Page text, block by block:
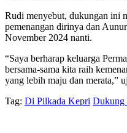
Rudi menyebut, dukungan ini
pemenangan dirinya dan
November 2024 nanti.
“Saya berharap keluarga
bersama-sama kita raih
yang lebih maju dan merata,”
Tag: Di Pilkada Kepri Dukung